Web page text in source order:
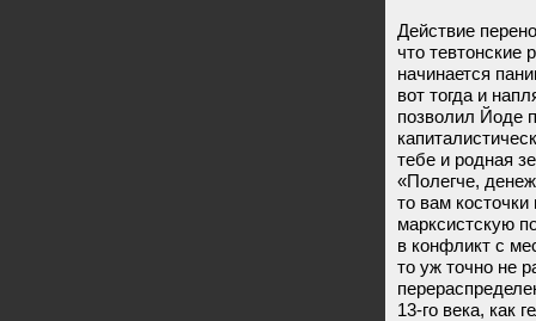
Действие
что тевтонские
начинается
вот тогда и
позволил Йоде
тебе и родная
«Полегче,
то вам
марксистскую
в конфликт с
то уж точно не
13-го века, как